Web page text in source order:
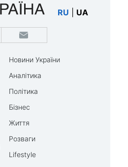
RU UA
Новини України
Аналітика
Політика
Бізнес
Життя
Розваги
Lifestyle